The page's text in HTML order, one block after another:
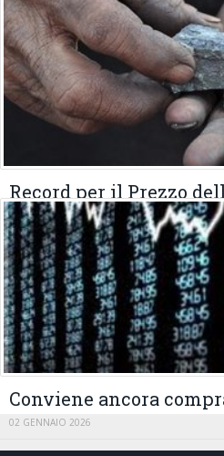
Record per il Prezzo
19 GENNAIO 2026
Conviene ancora
02 GENNAIO 2026